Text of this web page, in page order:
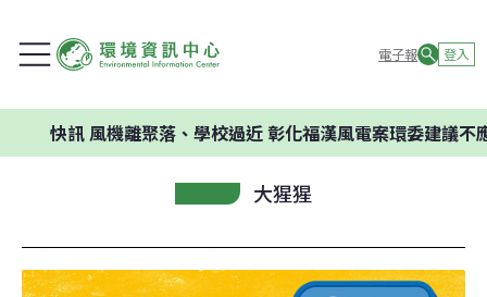
電子報 登入
風機離聚落、學校過近 彰化福漢風電案環委建議不應開發
大猩猩